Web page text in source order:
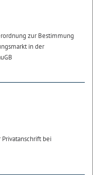
zur Bestimmung
in der
bei